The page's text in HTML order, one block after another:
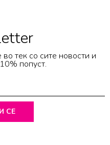
тек со сите новости и
попуст.
СЕ